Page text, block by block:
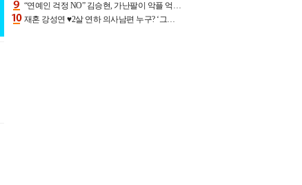
“연예인 걱정 NO” 김승현, 가난팔이 악플 억울할만‥아내+딸과 日 여행
재혼 강성연 ♥2살 연하 의사남편 누구? ‘그알’ 자문의에 훈남 비주얼 초엘리트 스펙 [종합]